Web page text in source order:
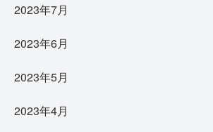
2023年7月
2023年6月
2023年5月
2023年4月